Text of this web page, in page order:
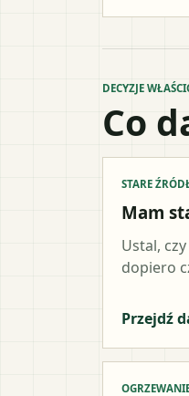
DECYZJE
Co
STARE
Mam
Ustal,
dopiero
Przejdź